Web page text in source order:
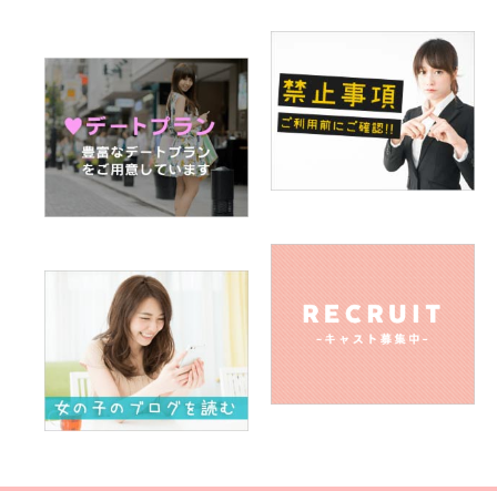
Q.男性の好きなファッションは何ですか（さわやか系、オラ
オラ系など）
A. シンプルなファッション
Q.男性のキュンとくる仕草は何ですか
Q.デートで行ってみたいところは何処ですか
A.水族館、動物園、居酒屋さん、夏祭り、etc.